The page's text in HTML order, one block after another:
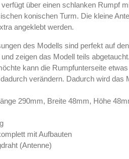
über einen schlanken Rumpf
konischen Turm. Die kleine
angeklebt werden.
des Modells sind perfekt auf
zeigen das Modell teils
kann die Rumpfunterseite
verändern. Dadurch wird das
290mm, Breite 48mm, Höhe
mit Aufbauten
(Antenne)